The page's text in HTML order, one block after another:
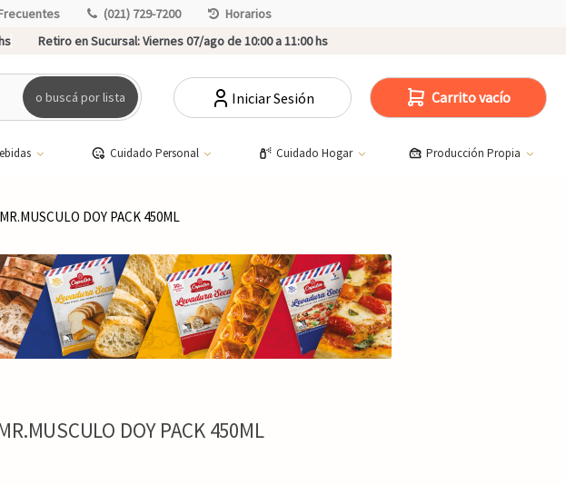
(021) 729-7200
Horarios
Retiro en Sucursal:Viernes 07/ago de 10:00 a 11:00 hs
o buscá por lista Iniciar Sesión Carrito vacío
Cuidado Personal Cuidado Hogar Producción Propia
DOY PACK 450ML
DOY PACK 450ML